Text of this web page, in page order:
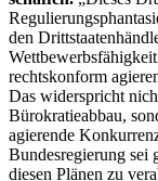
den
rechtskonform
Das widerspricht
Bürokratieabbau,
agierende
Bundesregierung sei
diesen Plänen zu